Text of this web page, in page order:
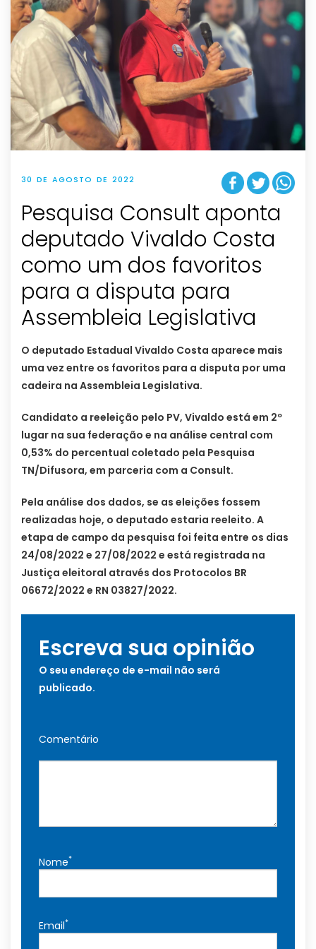
30 DE AGOSTO DE 2022
Pesquisa Consult aponta
deputado Vivaldo Costa
como um dos favoritos
para a disputa para
Assembleia Legislativa
O deputado Estadual Vivaldo Costa aparece mais
uma vez entre os favoritos para a disputa por uma
cadeira na Assembleia Legislativa.
Candidato a reeleição pelo PV, Vivaldo está em 2º
lugar na sua federação e na análise central com
0,53% do percentual coletado pela Pesquisa
TN/Difusora, em parceria com a Consult.
Pela análise dos dados, se as eleições fossem
realizadas hoje, o deputado estaria reeleito. A
etapa de campo da pesquisa foi feita entre os dias
24/08/2022 e 27/08/2022 e está registrada na
Justiça eleitoral através dos Protocolos BR
06672/2022 e RN 03827/2022.
Escreva sua opinião
O seu endereço de e-mail não será
publicado.
Comentário
Nome*
Email*